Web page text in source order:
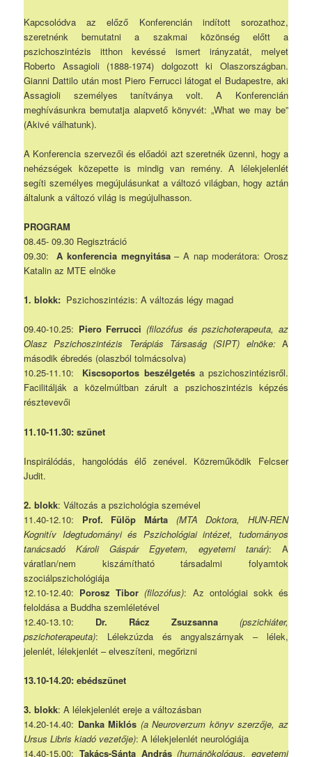
Kapcsolódva az előző Konferencián indított sorozathoz,
szeretnénk bemutatni a szakmai közönség előtt a
pszichoszintézis itthon kevéssé ismert irányzatát, melyet
Roberto Assagioli (1888-1974) dolgozott ki Olaszországban.
Gianni Dattilo után most Piero Ferrucci látogat el Budapestre, aki
Assagioli személyes tanítványa volt. A Konferencián
meghívásunkra bemutatja alapvető könyvét: „What we may be”
(Akivé válhatunk).
A Konferencia szervezői és előadói azt szeretnék üzenni, hogy a
nehézségek közepette is mindig van remény. A lélekjelenlét
segíti személyes megújulásunkat a változó világban, hogy aztán
általunk a változó világ is megújulhasson.
PROGRAM
08.45- 09.30 Regisztráció
09.30:A konferencia megnyitása– A nap moderátora: Orosz
Katalin az MTE elnöke
1. blokk: Pszichoszintézis: A változás légy magad
09.40-10.25: Piero Ferrucci (filozófus és pszichoterapeuta, az
Olasz Pszichoszintézis Terápiás Társaság (SIPT) elnöke:A
második ébredés (olaszból tolmácsolva)
10.25-11.10: Kiscsoportos beszélgetésa pszichoszintézisről.
Facilitálják a közelmúltban zárult a pszichoszintézis képzés
résztevevői
11.10-11.30: szünet
Inspirálódás, hangolódás élő zenével. Közreműködik Felcser
Judit.
2. blokk: Változás a pszichológia szemével
11.40-12.10: Prof. Fülöp Márta
(MTA Doktora, HUN-REN
Kognitív Idegtudományi és Pszichológiai intézet, tudományos
tanácsadó Károli Gáspár Egyetem, egyetemi tanár): A
váratlan/nem kiszámítható társadalmi folyamtok
szociálpszichológiája
12.10-12.40: Porosz Tibor (filozófus): Az ontológiai sokk és
feloldása a Buddha szemléletével
12.40-13.10: Dr. Rácz Zsuzsanna
(pszichiáter,
pszichoterapeuta): Lélekzúzda és angyalszárnyak – lélek,
jelenlét, lélekjenlét – elveszíteni, megőrizni
13.10-14.20: ebédszünet
3. blokk: A lélekjelenlét ereje a változásban
14.20-14.40: Danka Miklós (a Neuroverzum könyv szerzője, az
Ursus Libris kiadó vezetője): A lélekjelenlét neurológiája
14.40-15.00: Takács-Sánta András (humánökológus, egyetemi